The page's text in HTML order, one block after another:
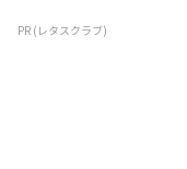
PR (レタスクラブ)